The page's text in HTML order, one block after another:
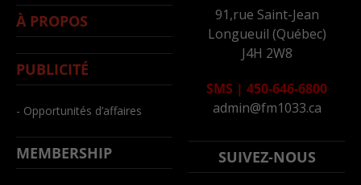
À PROPOS
PUBLICITÉ
- Opportunités d’affaires
MEMBERSHIP
91,rue Saint-Jean
Longueuil (Québec)
J4H 2W8
SMS | 450-646-6800
admin@fm1033.ca
SUIVEZ-NOUS